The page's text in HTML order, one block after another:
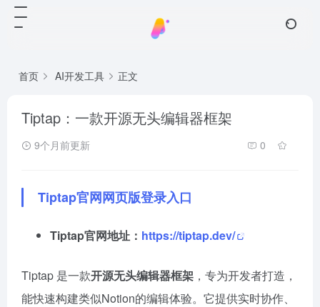
首页 AI开发工具 正文
Tiptap：一款开源无头编辑器框架
9个月前更新 0
Tiptap官网网页版登录入口
Tiptap官网地址： https://tiptap.dev/
Tiptap 是一款开源无头编辑器框架 ，专为开发者打造，
能快速构建类似Notion的编辑体验。它提供实时协作、